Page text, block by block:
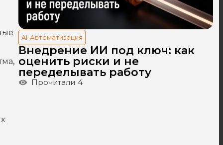
AI-Автоматизация
Внедрение ИИ под ключ: как
оценить риски и не
переделывать работу
Прочитали 4